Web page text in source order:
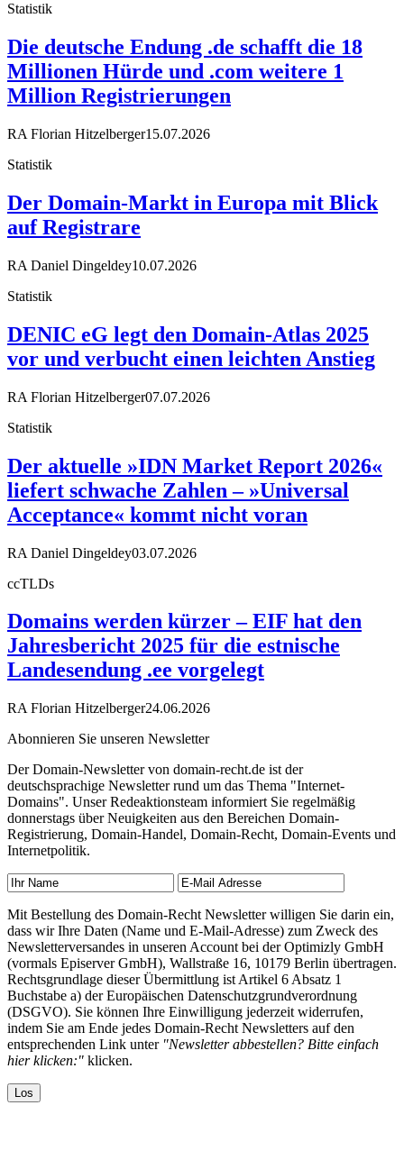
Statistik
Die deutsche Endung .de schafft die 18
Millionen Hürde und .com weitere 1
Million Registrierungen
RA Florian Hitzelberger15.07.2026
Statistik
Der Domain-Markt in Europa mit Blick
auf Registrare
RA Daniel Dingeldey10.07.2026
Statistik
DENIC eG legt den Domain-Atlas 2025
vor und verbucht einen leichten Anstieg
RA Florian Hitzelberger07.07.2026
Statistik
Der aktuelle »IDN Market Report 2026«
liefert schwache Zahlen – »Universal
Acceptance« kommt nicht voran
RA Daniel Dingeldey03.07.2026
ccTLDs
Domains werden kürzer – EIF hat den
Jahresbericht 2025 für die estnische
Landesendung .ee vorgelegt
RA Florian Hitzelberger24.06.2026
Abonnieren Sie unseren Newsletter
Der Domain-Newsletter von domain-recht.de ist der
deutschsprachige Newsletter rund um das Thema "Internet-
Domains". Unser Redeaktionsteam informiert Sie regelmäßig
donnerstags über Neuigkeiten aus den Bereichen Domain-
Registrierung, Domain-Handel, Domain-Recht, Domain-Events und
Internetpolitik.
Mit Bestellung des Domain-Recht Newsletter willigen Sie darin ein,
dass wir Ihre Daten (Name und E-Mail-Adresse) zum Zweck des
Newsletterversandes in unseren Account bei der Optimizly GmbH
(vormals Episerver GmbH), Wallstraße 16, 10179 Berlin übertragen.
Rechtsgrundlage dieser Übermittlung ist Artikel 6 Absatz 1
Buchstabe a) der Europäischen Datenschutzgrundverordnung
(DSGVO). Sie können Ihre Einwilligung jederzeit widerrufen,
indem Sie am Ende jedes Domain-Recht Newsletters auf den
entsprechenden Link unter "Newsletter abbestellen? Bitte einfach
hier klicken:" klicken.